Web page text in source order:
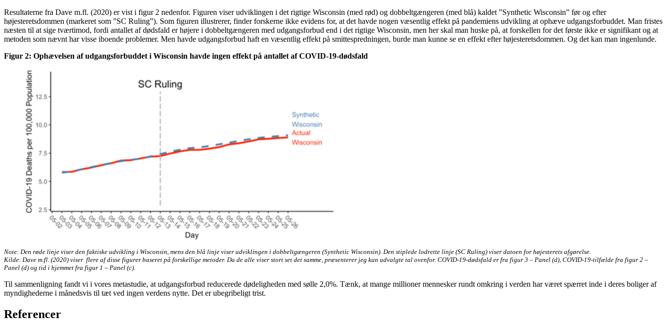
Resultaterne fra Dave m.fl. (2020) er vist i figur 2 nedenfor. Figuren viser udviklingen i det rigtige Wisconsin (med rød) og dobbeltgængeren (med blå) kaldet ”Synthetic Wisconsin” før og efter
højesteretsdommen (markeret som ”SC Ruling”). Som figuren illustrerer, finder forskerne ikke evidens for, at det havde nogen væsentlig effekt på pandemiens udvikling at ophæve udgangsforbuddet. Man fristes
næsten til at sige tværtimod, fordi antallet af dødsfald er højere i dobbeltgængeren med udgangsforbud end i det rigtige Wisconsin, men her skal man huske på, at forskellen for det første ikke er signifikant og at
metoden som nævnt har visse iboende problemer. Men havde udgangsforbud haft en væsentlig effekt på smittespredningen, burde man kunne se en effekt efter højesteretsdommen. Og det kan man ingenlunde.
Figur 2: Ophævelsen af udgangsforbuddet i Wisconsin havde ingen effekt på antallet af COVID-19-dødsfald
Note: Den røde linje viser den faktiske udvikling i Wisconsin, mens den blå linje viser udviklingen i dobbeltgængeren (Synthetic Wisconsin). Den stiplede lodrette linje (SC Ruling) viser datoen for højesterets afgørelse.
Kilde: Dave m.fl. (2020) viser flere af disse figurer baseret på forskellige metoder. Da de alle viser stort set det samme, præsenterer jeg kun udvalgte tal ovenfor. COVID-19-dødsfald er fra figur 3 – Panel (d), COVID-19-tilfælde fra figur 2 –
Panel (d) og tid i hjemmet fra figur 1 – Panel (c).
Til sammenligning fandt vi i vores metastudie, at udgangsforbud reducerede dødeligheden med sølle 2,0%. Tænk, at mange millioner mennesker rundt omkring i verden har været spærret inde i deres boliger af
myndighederne i månedsvis til tæt ved ingen verdens nytte. Det er ubegribeligt trist.
Referencer